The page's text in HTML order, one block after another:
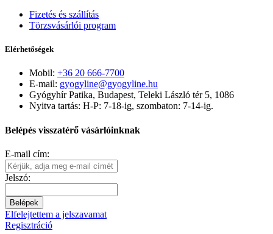
Fizetés és szállítás
Törzsvásárlói program
Elérhetőségek
Mobil: +36 20 666-7700
E-mail: gyogyline@gyogyline.hu
Gyógyhír Patika, Budapest, Teleki László tér 5, 1086
Nyitva tartás: H-P: 7-18-ig, szombaton: 7-14-ig.
Belépés visszatérő vásárlóinknak
E-mail cím:
Jelszó:
Belépek
Elfelejtettem a jelszavamat
Regisztráció